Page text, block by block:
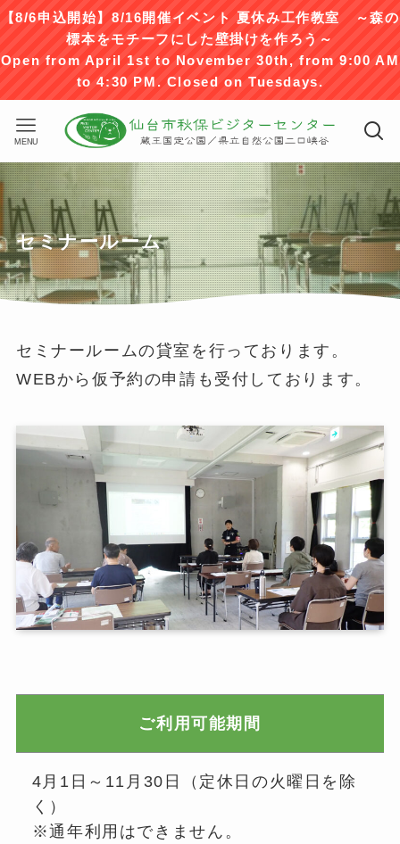
【8/6申込開始】8/16開催イベント 夏休み工作教室 ～森の
標本をモチーフにした壁掛けを作ろう～
Open from April 1st to November 30th, from 9:00 AM
to 4:30 PM. Closed on Tuesdays.
MENU
セミナールーム
セミナールームの貸室を行っております。
WEBから仮予約の申請も受付しております。
ご利用可能期間
4月1日～11月30日（定休日の火曜日を除
く）
※通年利用はできません。